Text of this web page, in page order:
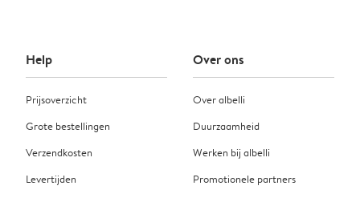
Help
Prijsoverzicht
Grote bestellingen
Verzendkosten
Levertijden
Over ons
Over albelli
Duurzaamheid
Werken bij albelli
Promotionele partners